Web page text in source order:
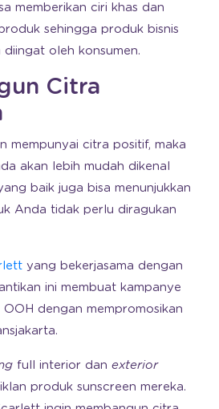
memberikan ciri khas dan
sehingga produk bisnis
diingat oleh konsumen.
Citra
mempunyai citra positif, maka
akan lebih mudah dikenal
baik juga bisa menunjukkan
Anda tidak perlu diragukan
yang bekerjasama dengan
ini membuat kampanye
dengan mempromosikan
full interior dan exterior
produk sunscreen mereka.